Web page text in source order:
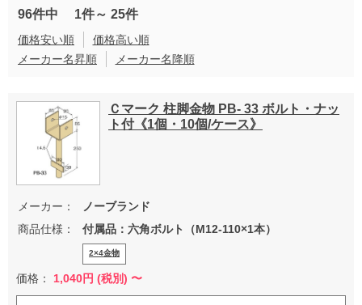
96件中 1件～ 25件
価格安い順
価格高い順
メーカー名昇順
メーカー名降順
Ｃマーク 柱脚金物 PB- 33 ボルト・ナッ
ト付《1個・10個/ケース》
メーカー：
ノーブランド
商品仕様：
付属品：六角ボルト（M12-110×1本）
2×4金物
価格： 1,040円 (税別) 〜